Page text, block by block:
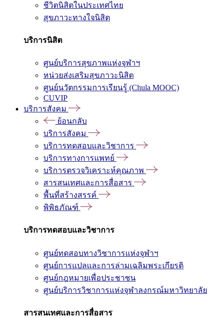
ชีวิตนิสิตในประเทศไทย
สุขภาวะทางใจนิสิต
บริการนิสิต
ศูนย์บริการสุขภาพแห่งจุฬาฯ
หน่วยส่งเสริมสุขภาวะนิสิต
ศูนย์นวัตกรรมการเรียนรู้ (Chula MOOC)
CUVIP
บริการสังคม
ย้อนกลับ
บริการสังคม
บริการทดสอบและวิชาการ
บริการทางการแพทย์
บริการตรวจวิเคราะห์คุณภาพ
สารสนเทศและการสื่อสาร
พื้นที่สร้างสรรค์
พิพิธภัณฑ์
บริการทดสอบและวิชาการ
ศูนย์ทดสอบทางวิชาการแห่งจุฬาฯ
ศูนย์การแปลและการล่ามเฉลิมพระเกียรติ
ศูนย์กฎหมายเพื่อประชาชน
ศูนย์บริการวิชาการแห่งจุฬาลงกรณ์มหาวิทยาลัย
สารสนเทศและการสื่อสาร